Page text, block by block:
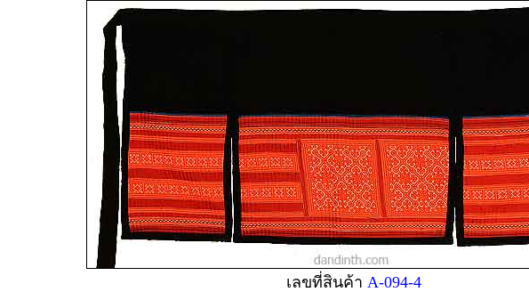
เลขที่สินค้า A-094-4